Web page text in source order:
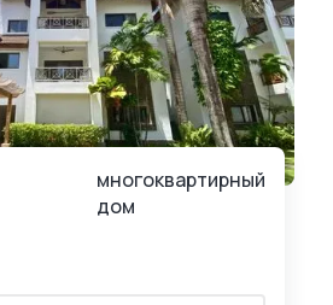
многоквартирный
дом